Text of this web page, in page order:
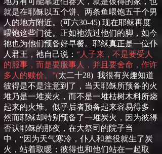
就是在耶稣以五个饼、两条鱼喂饱五千个男
人的地方附近。 (可六30-45) 现在耶稣再度
喂饱这些门徒。正如祂洗过他们的脚，如今
祂也为他们预备好早餐。耶稣真正是一位仆
人君王，祂自己说： “人子来，不是要受人
的服事，而是要服事人，并且要舍命，作许
多人的赎价。”(太二十28) 我很有兴趣知道
彼得是不是注意到了，当天耶稣所预备的火
堆乃是一堆炭火，而不是一堆枯树木料所烧
起来的火堆。似乎后者预备起来容易得多，
然而耶稣却特别预备了一堆炭火，因为彼得
否认耶稣的那夜，在大祭司的院子当
中， “因为天气寒冷，仆人和差役就生了炭
火，站着取暖；彼得也和他们站在一起取